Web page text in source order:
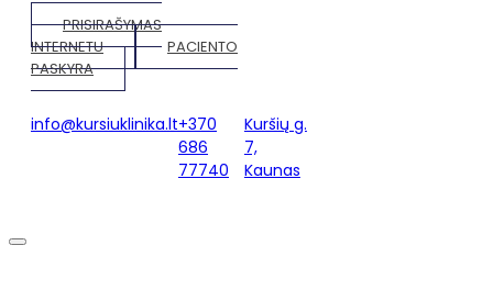
PRISIRAŠYMAS
INTERNETU
PACIENTO
PASKYRA
info@kursiuklinika.lt+370
686
77740
Kuršių g.
7,
Kaunas